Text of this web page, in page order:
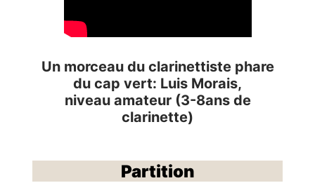
Un morceau du clarinettiste phare
du cap vert: Luis Morais,
niveau amateur (3-8ans de
clarinette)
Partition